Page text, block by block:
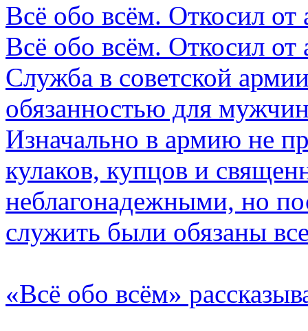
Всё обо всём. Откосил
Всё обо всём. Откосил
Служба в советской
обязанностью для
Изначально в армию не
кулаков, купцов и
неблагонадежными, но
служить были обязаны
«Всё обо всём»